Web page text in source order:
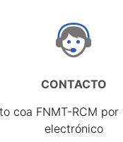
CONTACTO
coa FNMT-RCM
electrónico